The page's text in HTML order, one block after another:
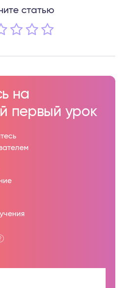
статью
на
первый урок